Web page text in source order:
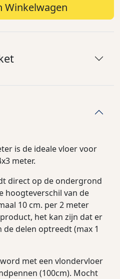
Winkelwagen
is de ideale vloer voor
meter.
direct op de ondergrond
hoogteverschil van de
10 cm. per 2 meter
het kan zijn dat er
delen optreedt (max 1
met een vlondervloer
(100cm). Mocht